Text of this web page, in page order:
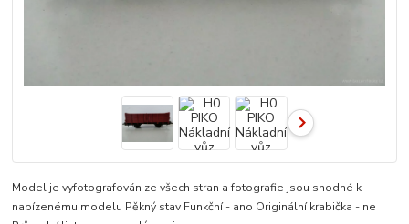
Model je vyfotografován ze všech stran a fotografie jsou shodné k
nabízenému modelu Pěkný stav Funkční - ano Originální krabička - ne